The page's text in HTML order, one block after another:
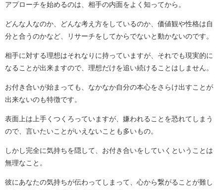
アプローチを始めるのは、相手の内面をよく知ってから。
どんな人なのか、どんな考え方をしているのか、価値観や性格は自
分と合うのかなど、リサーチをしてからでないと動かないのです。
相手に対する理想はそれなりに持っていますが、それでも現実的に
なることが出来ますので、理想だけを追い続けることはしません。
お付き合いが始まっても、なかなか自分の本心をさらけ出すことが
出来ないのも特徴です。
表面上は上手くつくろっていますが、嫌われることを恐れてしまう
ので、言いたいことがいえないことも多いもの。
しかし完全に気持ちを隠して、お付き合いをしていくということは
無理なこと。
彼にあなたの気持ちが伝わってしまって、心から繋がることが難し